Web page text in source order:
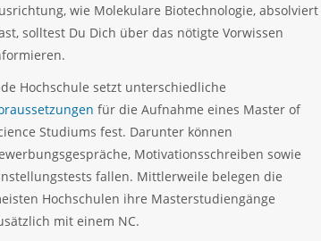
wie Molekulare Biotechnologie, absolviert
solltest Du Dich über das nötigte Vorwissen
Hochschule setzt unterschiedliche
für die Aufnahme eines Master of
Studiums fest. Darunter können
Motivationsschreiben sowie
fallen. Mittlerweile belegen die
Hochschulen ihre Masterstudiengänge
mit einem NC.